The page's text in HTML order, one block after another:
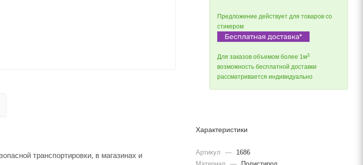
транспортировки, в магазинах и
Предложение действует для товаров со
стикером
Для заказов объемом более 1м3
возможность бесплатной доставки
рассматривается индивидуально
Характеристики
Артикул —
1686